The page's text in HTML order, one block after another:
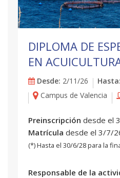
DIPLOMA DE
EN
Desde: 2/11/26 Hasta:
Campus de Valencia
Preinscripción desde el
Matrícula desde el 3/7/
(*) Hasta el 30/6/28 para la
Responsable de la